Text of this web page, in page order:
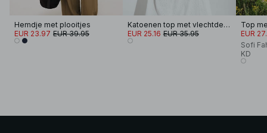
Hemdje met plooitjes
EUR 23.97 EUR 39.95
Katoenen top met vlechtdetail
EUR 25.16 EUR 35.95
Top
EUR
Sofi
KD